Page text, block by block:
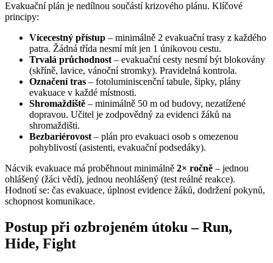
Evakuační plán je nedílnou součástí krizového plánu. Klíčové
principy:
Vícecestný přístup – minimálně 2 evakuační trasy z každého
patra. Žádná třída nesmí mít jen 1 únikovou cestu.
Trvalá průchodnost – evakuační cesty nesmí být blokovány
(skříně, lavice, vánoční stromky). Pravidelná kontrola.
Označení tras – fotoluminiscenční tabule, šipky, plány
evakuace v každé místnosti.
Shromaždiště – minimálně 50 m od budovy, nezatížené
dopravou. Učitel je zodpovědný za evidenci žáků na
shromaždišti.
Bezbariérovost – plán pro evakuaci osob s omezenou
pohyblivostí (asistenti, evakuační podsedáky).
Nácvik evakuace má proběhnout minimálně 2× ročně – jednou
ohlášený (žáci vědí), jednou neohlášený (test reálné reakce).
Hodnotí se: čas evakuace, úplnost evidence žáků, dodržení pokynů,
schopnost komunikace.
Postup při ozbrojeném útoku – Run,
Hide, Fight